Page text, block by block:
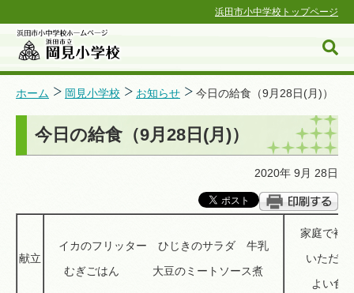
浜田市小中学校トップページ
浜田市小中学校ホームページ
ホーム 岡見小学校 お知らせ 今日の給食（9月28日(月)）
今日の給食（9月28日(月)）
2020年 9月 28日
献立
イカのフリッター ひじきのサラダ 牛乳
むぎごはん 大豆のミートソース煮
家庭で補
いただく
よい食